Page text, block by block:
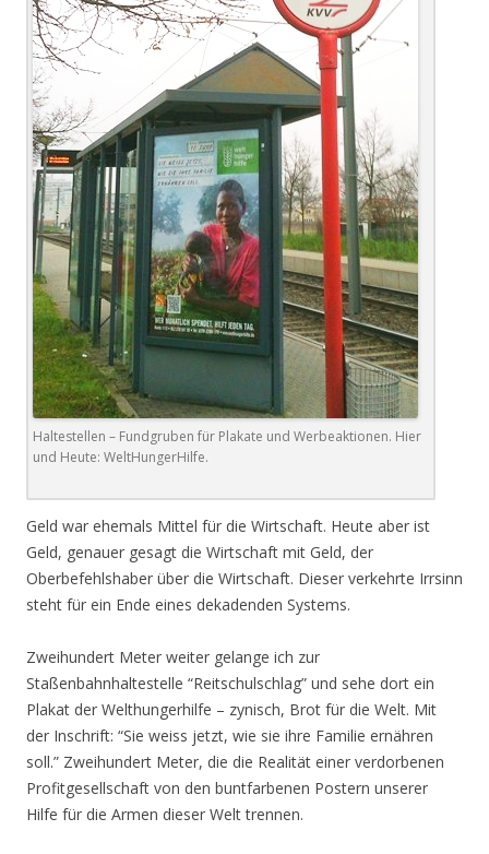
Haltestellen – Fundgruben für Plakate und Werbeaktionen. Hier
und Heute: WeltHungerHilfe.
Geld war ehemals Mittel für die Wirtschaft. Heute aber ist
Geld, genauer gesagt die Wirtschaft mit Geld, der
Oberbefehlshaber über die Wirtschaft. Dieser verkehrte Irrsinn
steht für ein Ende eines dekadenden Systems.
Zweihundert Meter weiter gelange ich zur
Staßenbahnhaltestelle “Reitschulschlag” und sehe dort ein
Plakat der Welthungerhilfe – zynisch, Brot für die Welt. Mit
der Inschrift: “Sie weiss jetzt, wie sie ihre Familie ernähren
soll.” Zweihundert Meter, die die Realität einer verdorbenen
Profitgesellschaft von den buntfarbenen Postern unserer
Hilfe für die Armen dieser Welt trennen.